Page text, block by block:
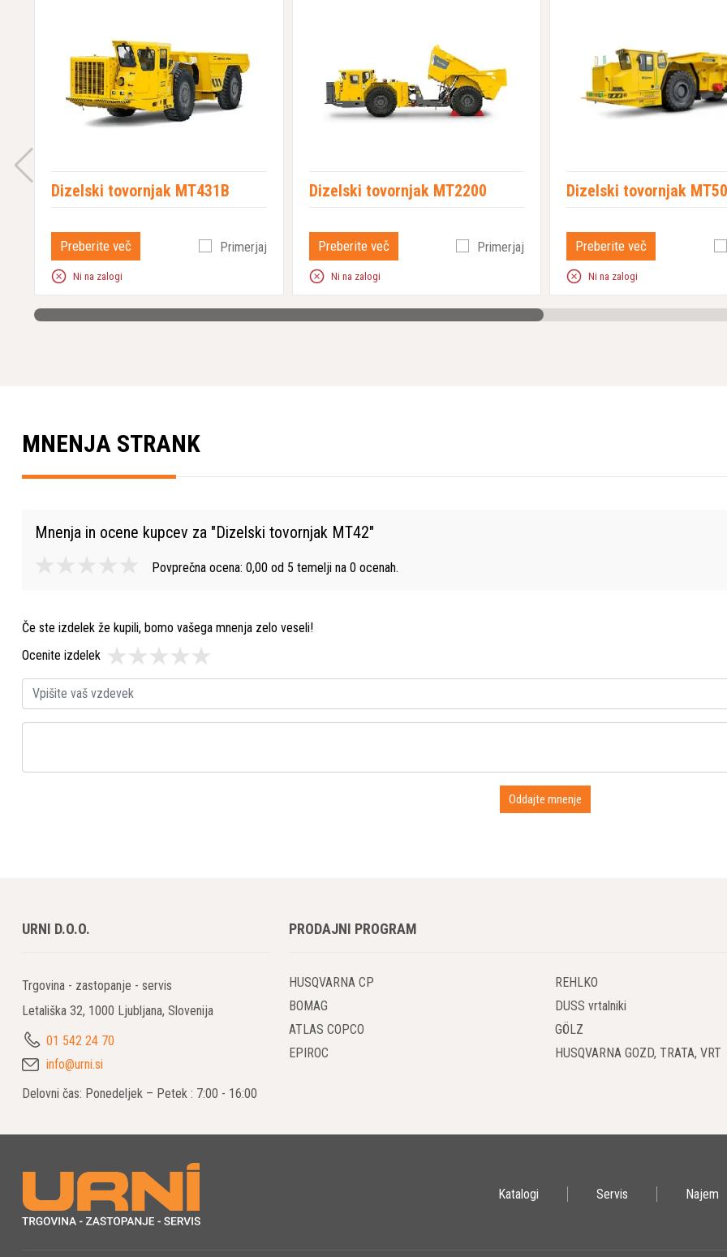
Dizelski tovornjak MT431B
Preberite več Primerjaj
Ni na zalogi
Dizelski tovornjak MT2200
Preberite več Primerjaj
Ni na zalogi
Dizelski tovornjak
Preberite več
Ni na zalogi
MNENJA STRANK
Mnenja in ocene kupcev za "Dizelski tovornjak MT42"
Povprečna ocena: 0,00 od 5 temelji na 0 ocenah.
Če ste izdelek že kupili, bomo vašega mnenja zelo veseli!
Ocenite izdelek
URNI D.O.O.
Trgovina - zastopanje - servis
Letališka 32, 1000 Ljubljana, Slovenija
01 542 24 70
info@urni.si
Delovni čas: Ponedeljek – Petek : 7:00 - 16:00
PRODAJNI PROGRAM
HUSQVARNA CP
BOMAG
ATLAS COPCO
EPIROC
REHLKO
DUSS vrtalniki
GÖLZ
HUSQVARNA GOZD, TRATA, VRT
Katalogi Servis Najem